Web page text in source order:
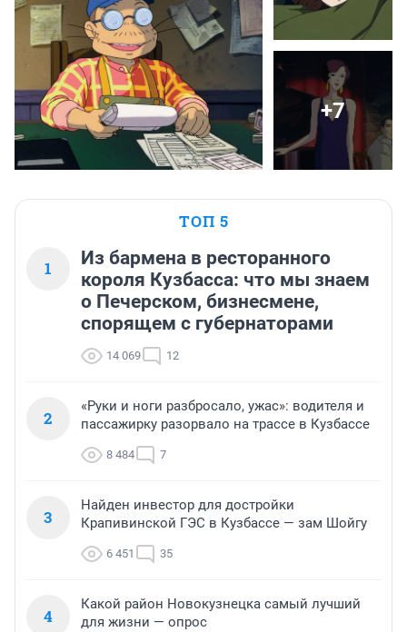
+7
ТОП 5
1
Из бармена в ресторанного
короля Кузбасса: что мы знаем
о Печерском, бизнесмене,
спорящем с губернаторами
14 069 12
2
«Руки и ноги разбросало, ужас»: водителя и
пассажирку разорвало на трассе в Кузбассе
8 484 7
3
Найден инвестор для достройки
Крапивинской ГЭС в Кузбассе — зам Шойгу
6 451 35
4
Какой район Новокузнецка самый лучший
для жизни — опрос